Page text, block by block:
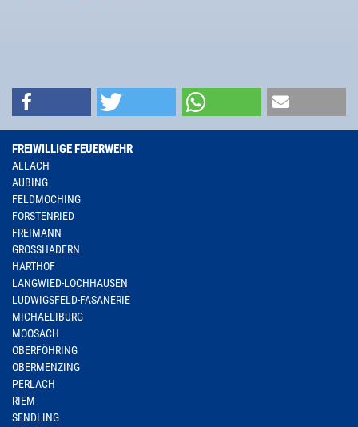
FREIWILLIGE FEUERWEHR
ALLACH
AUBING
FELDMOCHING
FORSTENRIED
FREIMANN
GROSSHADERN
HARTHOF
LANGWIED-LOCHHAUSEN
LUDWIGSFELD-FASANERIE
MICHAELIBURG
MOOSACH
OBERFÖHRING
OBERMENZING
PERLACH
RIEM
SENDLING